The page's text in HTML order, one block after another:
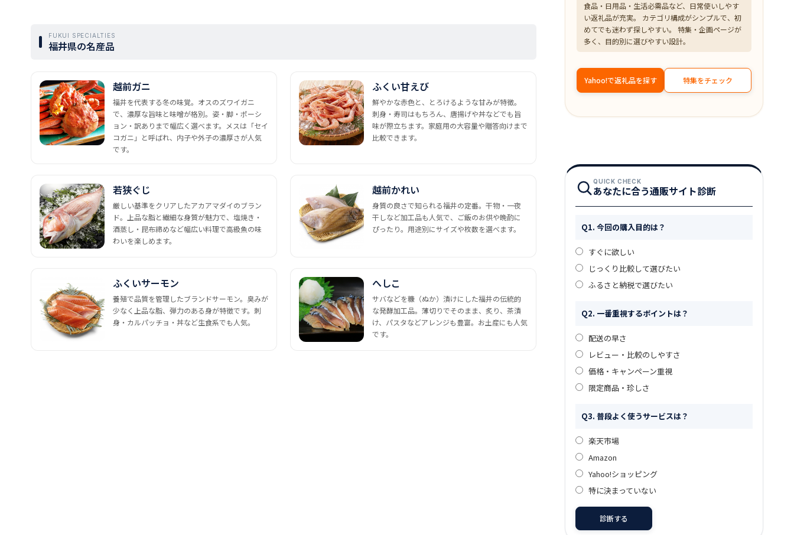
FUKUI SPECIALTIES
福井県の名産品
越前ガニ
福井を代表する冬の味覚。オスのズワイガニ
で、濃厚な旨味と味噌が格別。姿・脚・ポーシ
ョン・訳ありまで幅広く選べます。メスは「セイ
コガニ」と呼ばれ、内子や外子の濃厚さが人気
です。
ふくい甘えび
鮮やかな赤色と、とろけるような甘みが特徴。
刺身・寿司はもちろん、唐揚げや丼などでも旨
味が際立ちます。家庭用の大容量や贈答向けまで
比較できます。
若狭ぐじ
厳しい基準をクリアしたアカアマダイのブラン
ド。上品な脂と繊細な身質が魅力で、塩焼き・
酒蒸し・昆布締めなど幅広い料理で高級魚の味
わいを楽しめます。
越前かれい
身質の良さで知られる福井の定番。干物・一夜
干しなど加工品も人気で、ご飯のお供や晩酌に
ぴったり。用途別にサイズや枚数を選べます。
ふくいサーモン
養殖で品質を管理したブランドサーモン。臭みが
少なく上品な脂、弾力のある身が特徴です。刺
身・カルパッチョ・丼など生食系でも人気。
へしこ
サバなどを糠（ぬか）漬けにした福井の伝統的
な発酵加工品。薄切りでそのまま、炙り、茶漬
け、パスタなどアレンジも豊富。お土産にも人気
です。
食品・日用品・生活必需品など、日常使いしやす
い返礼品が充実。 カテゴリ構成がシンプルで、初
めてでも迷わず探しやすい。 特集・企画ページが
多く、目的別に選びやすい設計。
Yahoo!で返礼品を探す 特集をチェック
QUICK CHECK
あなたに合う通販サイト診断
Q1. 今回の購入目的は？
すぐに欲しい
じっくり比較して選びたい
ふるさと納税で選びたい
Q2. 一番重視するポイントは？
配送の早さ
レビュー・比較のしやすさ
価格・キャンペーン重視
限定商品・珍しさ
Q3. 普段よく使うサービスは？
楽天市場
Amazon
Yahoo!ショッピング
特に決まっていない
診断する